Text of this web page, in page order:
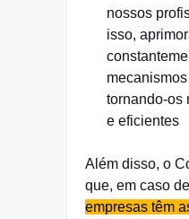
nossos
isso,
tornando-os
e eficientes
Além disso, o
que, em caso
empresas têm